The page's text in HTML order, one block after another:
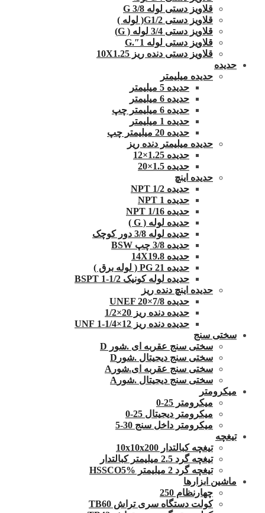
قلاویز دستی لوله G 3/8
قلاویز دستی G1/2( لوله )
قلاویز دستی 3/4 لوله ( G)
قلاویز دستی لوله 1″.G
قلاویز دستی دنده ریز 10X1.25
حدیده
حدیده میلیمتر
حدیده 5 میلیمتر
حدیده 6 میلیمتر
حدیده 6 میلیمتر چپ
حدیده 1 میلیمتر
حدیده 20 میلیمتر چپ
حدیده میلیمتر دنده ریز
حدیده 1.25×12
حدیده 1.5×20
حدیده اینچ
حدیده 1/2 NPT
حدیده NPT 1
حدیده 1/16 NPT
حدیده لوله ( G )
حدیده لوله 3/8 دور کوچک
حدیده 3/8 چپ BSW
حدیده 14X19.8
حدیده 21 PG ( لوله برق )
حدیده لوله کونیک 1/2-1 BSPT
حدیده اینچ دنده ریز
حدیده UNEF 20×7/8
حدیده دنده ریز 20×1/2
حدیده دنده ریز 12×1/4-1 UNF
سختی سنج
سختی سنج عقربه ای .شور D
سختی سنج دیجیتال .شورD
سختی سنج عقربه ای.شورA
سختی سنج دیجیتال .شورA
میکرومتر
میکرومتر 25-0
میکرومتر دیجیتال 25-0
میکرومتر داخل سنج 30-5
تیغچه
تیغچه کبالتدار 10x10x200
تیغچه گرد 2.5 میلیمتر کبالتدار
تیغچه گرد 2 میلیمتر HSSCO5%
ماشین ابزارها
چهارنظام 250
کولت دستگاه سری تراش TB60